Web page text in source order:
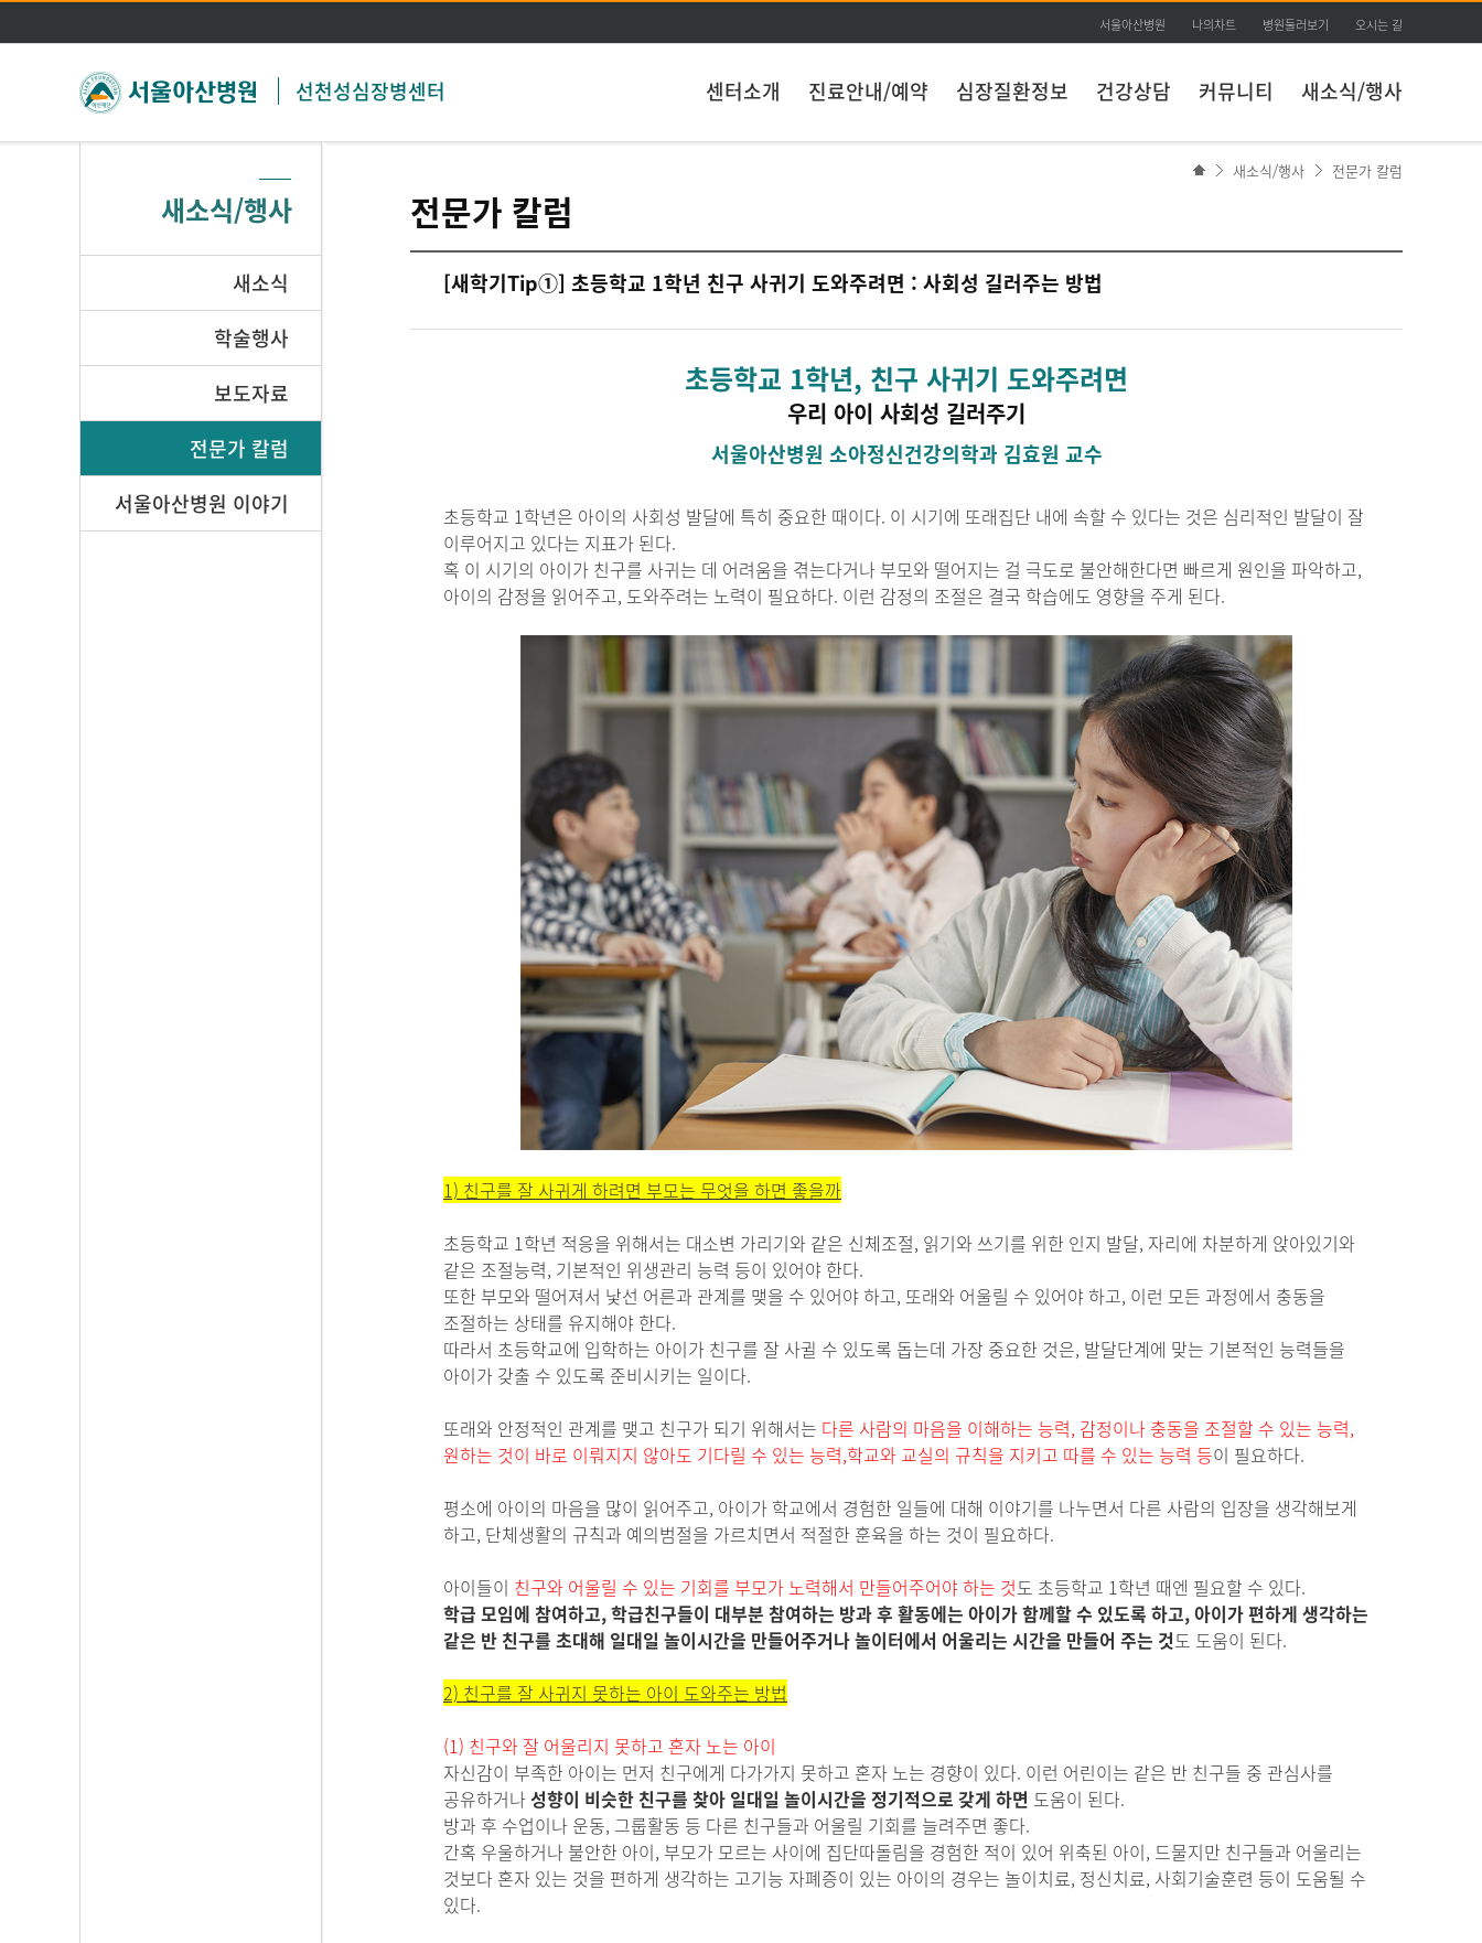
주메뉴 바로가기
본문 바로가기
선천성심장병센터
서울아산병원 나의차트 병원둘러보기 오시는 길
센터소개 진료안내/예약 심장질환정보 건강상담 커뮤니티 새소식/행사
새소식/행사 전문가 칼럼
새소식/행사
새소식
학술행사
보도자료
전문가 칼럼
서울아산병원 이야기
전문가 칼럼
[새학기Tip①] 초등학교 1학년 친구 사귀기 도와주려면 : 사회성 길러주는 방법
초등학교 1학년, 친구 사귀기 도와주려면
우리 아이 사회성 길러주기
서울아산병원 소아정신건강의학과 김효원 교수
초등학교 1학년은 아이의 사회성 발달에 특히 중요한 때이다. 이 시기에 또래집단 내에 속할 수 있다는 것은 심리적인 발달이 잘
이루어지고 있다는 지표가 된다.
혹 이 시기의 아이가 친구를 사귀는 데 어려움을 겪는다거나 부모와 떨어지는 걸 극도로 불안해한다면 빠르게 원인을 파악하고,
아이의 감정을 읽어주고, 도와주려는 노력이 필요하다. 이런 감정의 조절은 결국 학습에도 영향을 주게 된다.
1) 친구를 잘 사귀게 하려면 부모는 무엇을 하면 좋을까
초등학교 1학년 적응을 위해서는 대소변 가리기와 같은 신체조절, 읽기와 쓰기를 위한 인지 발달, 자리에 차분하게 앉아있기와
같은 조절능력, 기본적인 위생관리 능력 등이 있어야 한다.
또한 부모와 떨어져서 낯선 어른과 관계를 맺을 수 있어야 하고, 또래와 어울릴 수 있어야 하고, 이런 모든 과정에서 충동을
조절하는 상태를 유지해야 한다.
따라서 초등학교에 입학하는 아이가 친구를 잘 사귈 수 있도록 돕는데 가장 중요한 것은, 발달단계에 맞는 기본적인 능력들을
아이가 갖출 수 있도록 준비시키는 일이다.
또래와 안정적인 관계를 맺고 친구가 되기 위해서는 다른 사람의 마음을 이해하는 능력, 감정이나 충동을 조절할 수 있는 능력,
원하는 것이 바로 이뤄지지 않아도 기다릴 수 있는 능력,학교와 교실의 규칙을 지키고 따를 수 있는 능력 등이 필요하다.
평소에 아이의 마음을 많이 읽어주고, 아이가 학교에서 경험한 일들에 대해 이야기를 나누면서 다른 사람의 입장을 생각해보게
하고, 단체생활의 규칙과 예의범절을 가르치면서 적절한 훈육을 하는 것이 필요하다.
아이들이 친구와 어울릴 수 있는 기회를 부모가 노력해서 만들어주어야 하는 것도 초등학교 1학년 때엔 필요할 수 있다.
학급 모임에 참여하고, 학급친구들이 대부분 참여하는 방과 후 활동에는 아이가 함께할 수 있도록 하고, 아이가 편하게 생각하는
같은 반 친구를 초대해 일대일 놀이시간을 만들어주거나 놀이터에서 어울리는 시간을 만들어 주는 것도 도움이 된다.
2) 친구를 잘 사귀지 못하는 아이 도와주는 방법
(1) 친구와 잘 어울리지 못하고 혼자 노는 아이
자신감이 부족한 아이는 먼저 친구에게 다가가지 못하고 혼자 노는 경향이 있다. 이런 어린이는 같은 반 친구들 중 관심사를
공유하거나성향이 비슷한 친구를 찾아 일대일 놀이시간을 정기적으로 갖게 하면 도움이 된다.
방과 후 수업이나 운동, 그룹활동 등 다른 친구들과 어울릴 기회를 늘려주면 좋다.
간혹 우울하거나 불안한 아이, 부모가 모르는 사이에 집단따돌림을 경험한 적이 있어 위축된 아이, 드물지만 친구들과 어울리는
것보다 혼자 있는 것을 편하게 생각하는 고기능 자폐증이 있는 아이의 경우는 놀이치료, 정신치료, 사회기술훈련 등이 도움될 수
있다.